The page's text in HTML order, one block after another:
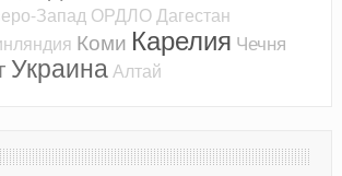
Запад ОРДЛОДагестан
Коми Карелия Чечня
УкраинаАлтай